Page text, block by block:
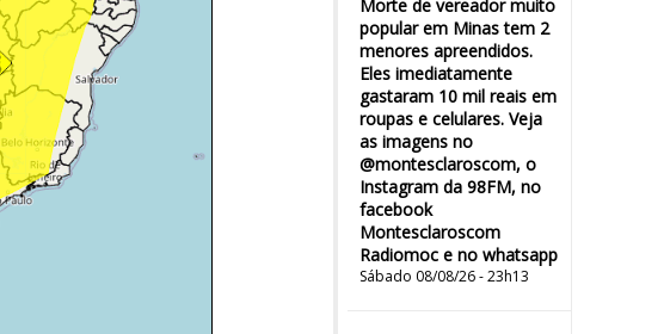
Morte de vereador muito
popular em Minas tem 2
menores apreendidos.
Eles imediatamente
gastaram 10 mil reais em
roupas e celulares. Veja
as imagens no
@montesclaroscom, o
Instagram da 98FM, no
facebook
Montesclaroscom
Radiomoc e no whatsapp
Sábado 08/08/26 - 23h13